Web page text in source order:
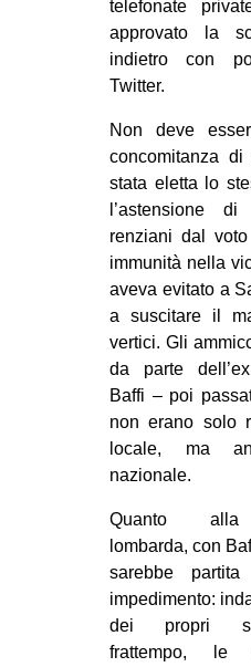
MEDIO
telefonate
approvato la
indietro con
Twitter.
Non deve
concomitanza
stata eletta lo
l’astensione
renziani dal
immunità nella
aveva evitato a
a suscitare il
vertici. Gli
da parte
Baffi – poi
non erano solo
locale, ma
nazionale.
Quanto alla
lombarda, con
sarebbe
impedimento:
dei propri
frattempo, le